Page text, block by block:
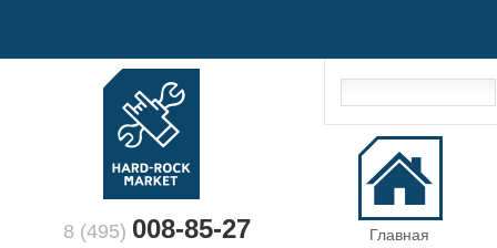
8 (495) 008-85-27 Главная